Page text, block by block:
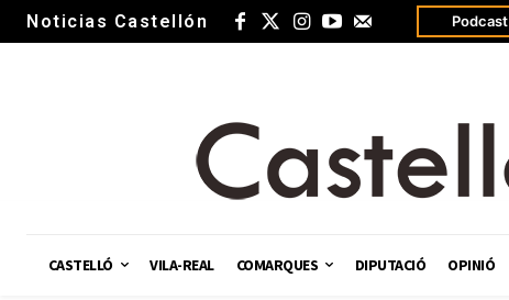
Noticias Castellón Podcast
CASTELLÓ VILA-REAL COMARQUES DIPUTACIÓ OPINIÓ